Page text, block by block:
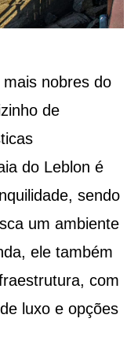
nobres do
de
do Leblon é
sendo
um ambiente
ele também
com
luxo e opções